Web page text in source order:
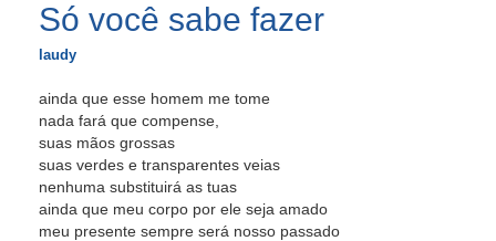
Só você sabe fazer
laudy
ainda que esse homem me tome
nada fará que compense,
suas mãos grossas
suas verdes e transparentes veias
nenhuma substituirá as tuas
ainda que meu corpo por ele seja amado
meu presente sempre será nosso passado